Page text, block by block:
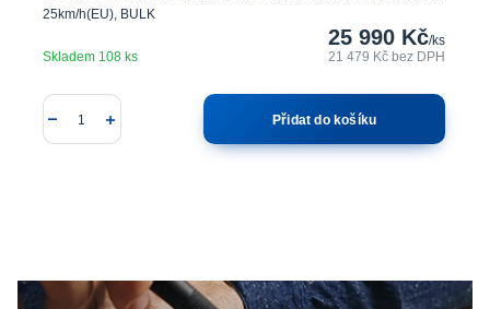
25km/h(EU), BULK
25 990 Kč/ks
21 479 Kčbez DPH
Skladem 108 ks
Přidat do košíku